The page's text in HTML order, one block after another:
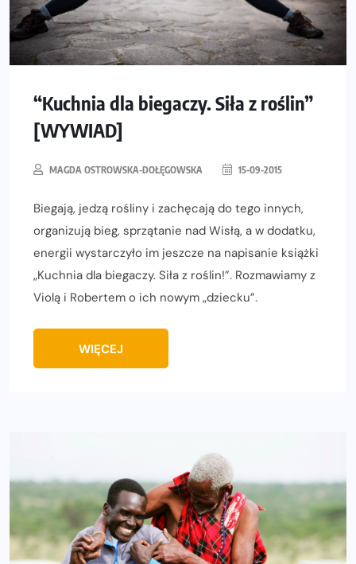
“Kuchnia dla biegaczy. Siła z roślin”
[WYWIAD]
MAGDA OSTROWSKA-DOŁĘGOWSKA 15-09-2015
Biegają, jedzą rośliny i zachęcają do tego innych,
organizują bieg, sprzątanie nad Wisłą, a w dodatku,
energii wystarczyło im jeszcze na napisanie książki
„Kuchnia dla biegaczy. Siła z roślin!”. Rozmawiamy z
Violą i Robertem o ich nowym „dziecku”.
WIĘCEJ